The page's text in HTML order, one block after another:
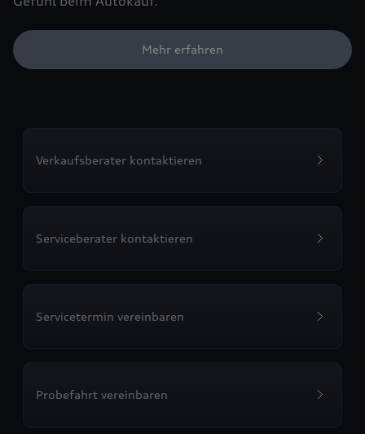
Mehr erfahren
Verkaufsberater kontaktieren
Serviceberater kontaktieren
Servicetermin vereinbaren
Probefahrt vereinbaren